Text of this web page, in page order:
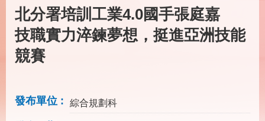
為
民
服
務
載
北分署培訓工業4.0國手張庭嘉
技職實力淬鍊夢想，挺進亞洲技能
競賽
發布單位 綜合規劃科